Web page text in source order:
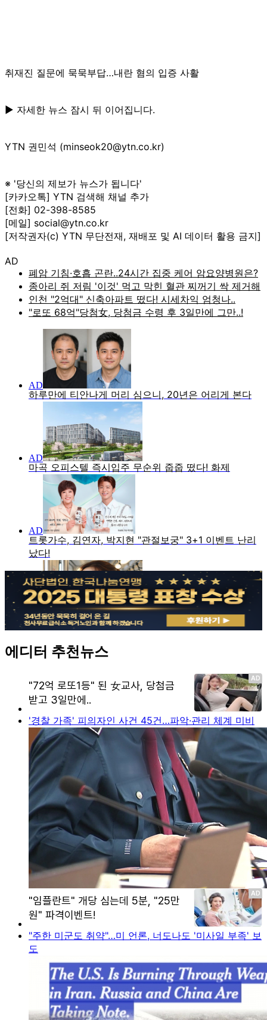
취재진 질문에 묵묵부답…내란 혐의 입증 사활
▶ 자세한 뉴스 잠시 뒤 이어집니다.
YTN 권민석 (minseok20@ytn.co.kr)
※ '당신의 제보가 뉴스가 됩니다'
[카카오톡] YTN 검색해 채널 추가
[전화] 02-398-8585
[메일] social@ytn.co.kr
[저작권자(c) YTN 무단전재, 재배포 및 AI 데이터 활용 금지]
AD
에디터 추천뉴스
'경찰 가족' 피의자인 사건 45건…파악·관리 체계 미비
"주한 미군도 취약"…미 언론, 너도나도 '미사일 부족' 보
도